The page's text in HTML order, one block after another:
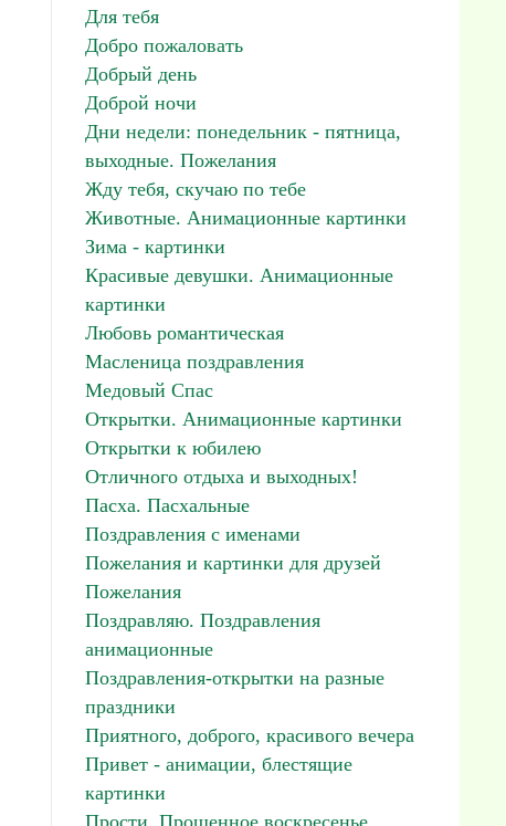
Для тебя
Добро пожаловать
Добрый день
Доброй ночи
Дни недели: понедельник - пятница,
выходные. Пожелания
Жду тебя, скучаю по тебе
Животные. Анимационные картинки
Зима - картинки
Красивые девушки. Анимационные
картинки
Любовь романтическая
Масленица поздравления
Медовый Спас
Открытки. Анимационные картинки
Открытки к юбилею
Отличного отдыха и выходных!
Пасха. Пасхальные
Поздравления с именами
Пожелания и картинки для друзей
Пожелания
Поздравляю. Поздравления
анимационные
Поздравления-открытки на разные
праздники
Приятного, доброго, красивого вечера
Привет - анимации, блестящие
картинки
Прости. Прощенное воскресенье